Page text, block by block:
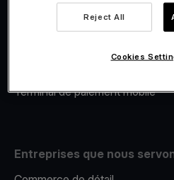
Financement Viva.com
Terminal de paiement mobile
Entreprises que nous
Reject All
Cookies